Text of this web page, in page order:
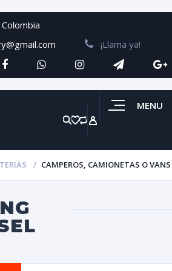
¡Llama ya!
MENU
CAMPEROS, CAMIONETAS O VANS